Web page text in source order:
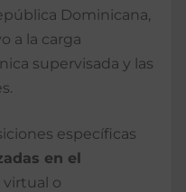
Dominicana,
a la carga
supervisada y las
específicas
en el
o